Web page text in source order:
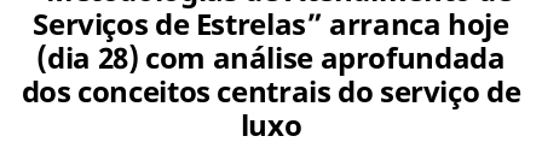
Serviços de Estrelas” arranca hoje
(dia 28) com análise aprofundada
dos conceitos centrais do serviço de
luxo